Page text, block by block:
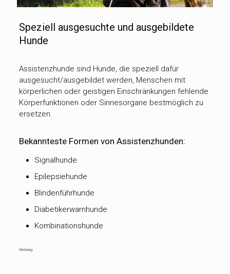
Speziell ausgesuchte und ausgebildete
Hunde
Assistenzhunde sind Hunde, die speziell dafür
ausgesucht/ausgebildet werden, Menschen mit
körperlichen oder geistigen Einschränkungen fehlende
Körperfunktionen oder Sinnesorgane bestmöglich zu
ersetzen.
Bekannteste Formen von Assistenzhunden:
Signalhunde
Epilepsiehunde
Blindenführhunde
Diabetikerwarnhunde
Kombinationshunde
Werbung